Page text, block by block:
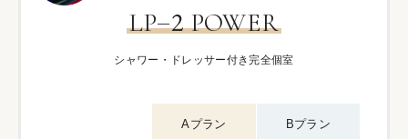
LP–2POWER
シャワー・ドレッサー付き完全個室
Aプラン Bプラン